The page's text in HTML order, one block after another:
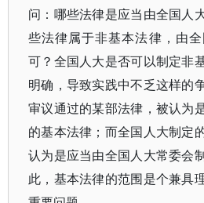
问：哪些法律是应当由全国人
些法律属于非基本法律，由
可？全国人大是否可以制定非
明确，导致实践中不乏这样的
审议通过的某部法律，被认为
的基本法律；而全国人大制定
认为是应当由全国人大常委会
此，基本法律的范围是个兼具